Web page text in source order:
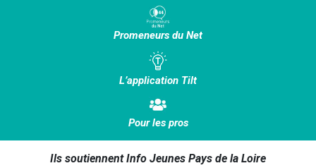
Promeneurs du Net
L’application Tilt
Pour les pros
Ils soutiennent Info Jeunes Pays de la Loire